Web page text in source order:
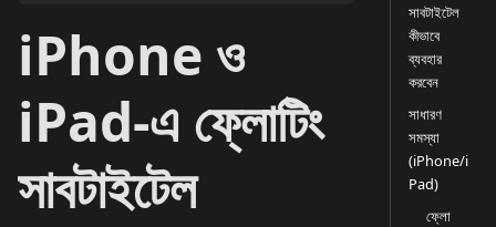
iPhone ও
iPad-এ ফ্লোটিং
সাবটাইটেল
সাবটাইটেল
কীভাবে
ব্যবহার
করবেন
সাধারণ
সমস্যা
(iPhone/i
Pad)
ফ্লো